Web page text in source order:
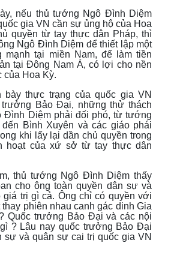
nếu thủ tướng Ngô Đình Diệm
gia VN cần sự ủng hộ của Hoa
quyền từ tay thực dân Pháp, thì
Ngô Đình Diệm để thiết lập một
mạnh tại miền Nam, để làm tiền
tại Đông Nam Á, có lợi cho nền
Hoa Kỳ.
bày thực trạng của quốc gia VN
Bảo Đại, những thử thách
Đình Diệm phải đối phó, từ tướng
Bình Xuyên và các giáo phái
khi lấy lại dần chủ quyền trong
hoạt của xứ sở từ tay thực dân
thủ tướng Ngô Đình Diệm thấy
cho ông toàn quyền dân sự và
trị gì cả. Ông chỉ có quyền với
phiên nhau canh gác dinh Gia
Quốc trưởng Bảo Đại và các nội
? Lâu nay quốc trưởng Bảo Đại
sự và quân sự cai trị quốc gia VN